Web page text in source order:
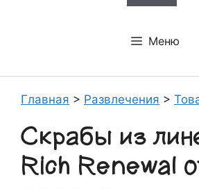
Меню
Главная > Развлечения >
Скрабы из
Rich Renewal